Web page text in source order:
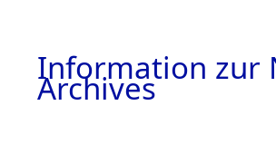
Information zur
Archives